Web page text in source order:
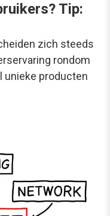
Tip:
zich steeds
rondom
unieke producten